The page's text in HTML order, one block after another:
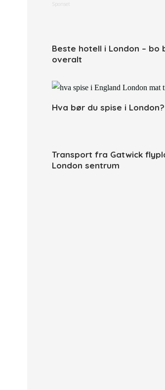
Sponset
Beste hotell i London – bo
overalt
Hva bør du spise i London?
Transport fra Gatwick
London sentrum